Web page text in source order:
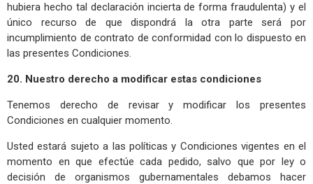
hubiera hecho tal declaración incierta de forma fraudulenta) y el
único recurso de que dispondrá la otra parte será por
incumplimiento de contrato de conformidad con lo dispuesto en
las presentes Condiciones.
20. Nuestro derecho a modificar estas condiciones
Tenemos derecho de revisar y modificar los presentes
Condiciones en cualquier momento.
Usted estará sujeto a las políticas y Condiciones vigentes en el
momento en que efectúe cada pedido, salvo que por ley o
decisión de organismos gubernamentales debamos hacer